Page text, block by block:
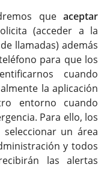
que aceptar
(acceder a la
llamadas) además
para que los
cuando
la aplicación
entorno cuando
Para ello, los
un área
y todos
las alertas